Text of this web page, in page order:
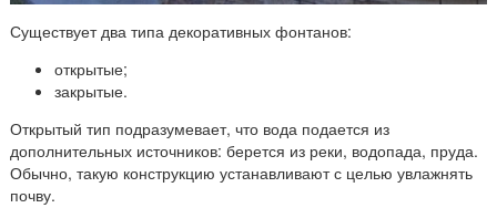
Существует два типа декоративных фонтанов:
открытые;
закрытые.
Открытый тип подразумевает, что вода подается из
дополнительных источников: берется из реки, водопада, пруда.
Обычно, такую конструкцию устанавливают с целью увлажнять
почву.